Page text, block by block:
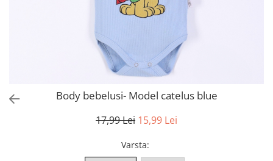
Body bebelusi- Model catelus blue
17,99 Lei 15,99 Lei
Varsta: